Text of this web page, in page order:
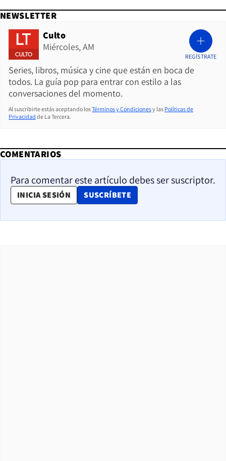
NEWSLETTER
Culto
Miércoles, AM
Series, libros, música y cine que están en boca de
todos. La guía pop para entrar con estilo a las
conversaciones del momento.
REGÍSTRATE
Al suscribirte estás aceptando losTérminos y Condicionesy las Políticas de
Privacidad de La Tercera.
COMENTARIOS
Para comentar este artículo debes ser suscriptor.
INICIA SESIÓN SUSCRÍBETE
OPENS IN NEW WINDOW